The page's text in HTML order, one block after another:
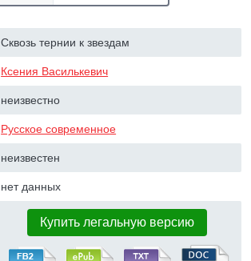
Сквозь тернии к звездам
Ксения Василькевич
неизвестно
Русское современное
неизвестен
нет данных
Купить легальную версию